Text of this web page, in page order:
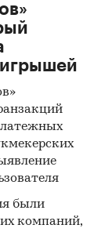
были
компаний,